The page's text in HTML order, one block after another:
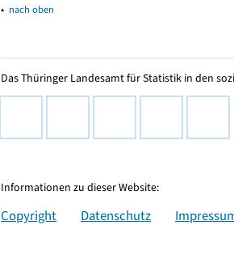
▴ nach oben
Das Thüringer Landesamt für Statistik in den
Informationen zu dieser Website:
Copyright Datenschutz